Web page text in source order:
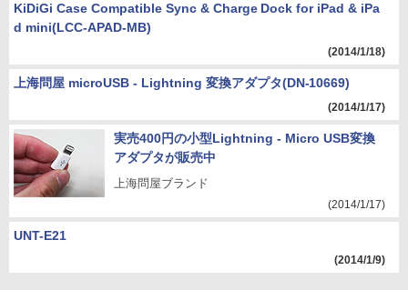
KiDiGi Case Compatible Sync & Charge Dock for iPad & iPa
d mini(LCC-APAD-MB)
(2014/1/18)
上海問屋 microUSB - Lightning 変換アダプタ(DN-10669)
(2014/1/17)
実売400円の小型Lightning - Micro USB変換
アダプタが販売中
上海問屋ブランド
(2014/1/17)
UNT-E21
(2014/1/9)